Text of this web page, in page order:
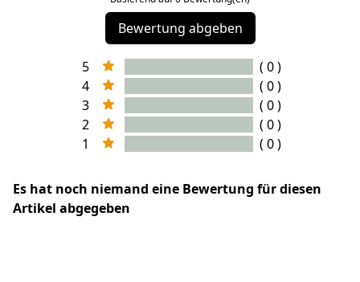
Bewertung abgeben
5
( 0 )
4
( 0 )
3
( 0 )
2
( 0 )
1
( 0 )
Es hat noch niemand eine Bewertung für diesen
Artikel abgegeben